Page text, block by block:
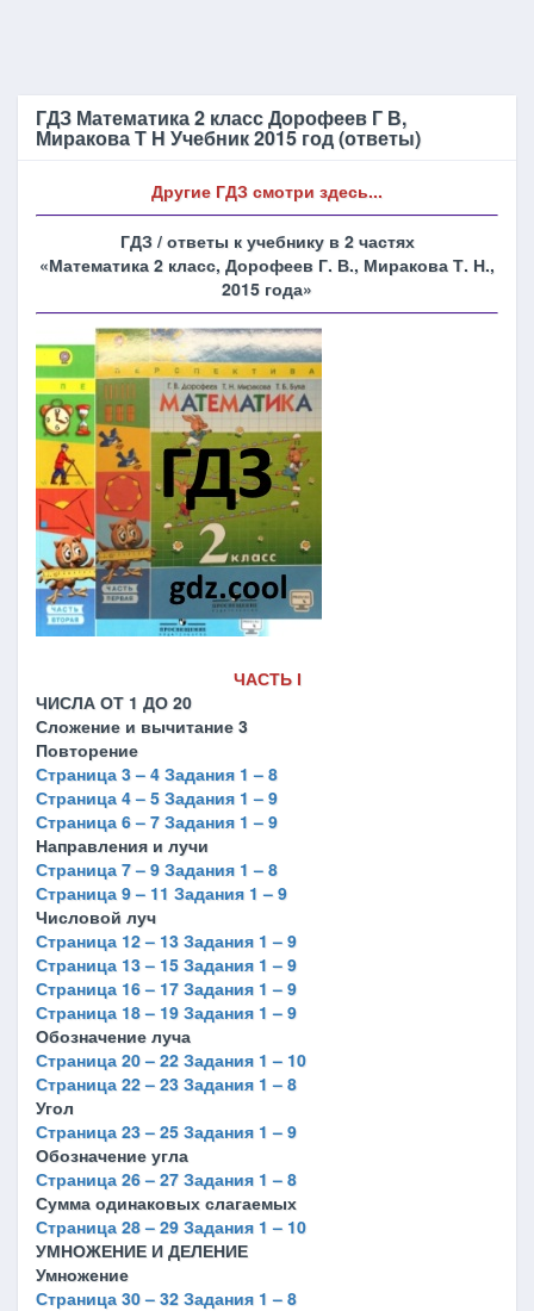
ГДЗ Математика 2 класс Дорофеев Г В,
Миракова Т Н Учебник 2015 год (ответы)
Другие ГДЗ смотри здесь...
ГДЗ / ответы к учебнику в 2 частях
«Математика 2 класс, Дорофеев Г. В., Миракова Т. Н.,
2015 года»
ЧАСТЬ І
ЧИСЛА ОТ 1 ДО 20
Сложение и вычитание 3
Повторение
Страница 3 – 4 Задания 1 – 8
Страница 4 – 5 Задания 1 – 9
Страница 6 – 7 Задания 1 – 9
Направления и лучи
Страница 7 – 9 Задания 1 – 8
Страница 9 – 11 Задания 1 – 9
Числовой луч
Страница 12 – 13 Задания 1 – 9
Страница 13 – 15 Задания 1 – 9
Страница 16 – 17 Задания 1 – 9
Страница 18 – 19 Задания 1 – 9
Обозначение луча
Страница 20 – 22 Задания 1 – 10
Страница 22 – 23 Задания 1 – 8
Угол
Страница 23 – 25 Задания 1 – 9
Обозначение угла
Страница 26 – 27 Задания 1 – 8
Сумма одинаковых слагаемых
Страница 28 – 29 Задания 1 – 10
УМНОЖЕНИЕ И ДЕЛЕНИЕ
Умножение
Страница 30 – 32 Задания 1 – 8